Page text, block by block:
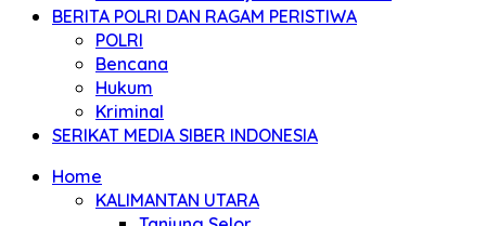
BERITA POLRI DAN RAGAM PERISTIWA
POLRI
Bencana
Hukum
Kriminal
SERIKAT MEDIA SIBER INDONESIA
Home
KALIMANTAN UTARA